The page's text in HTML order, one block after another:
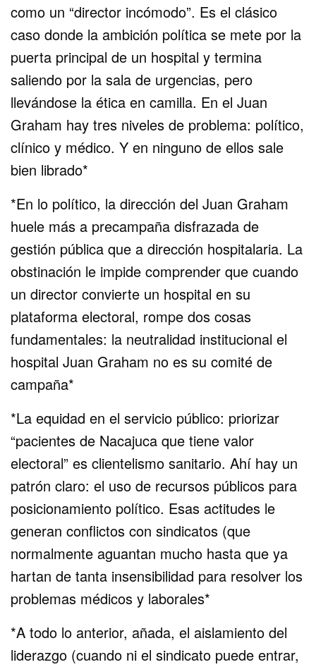
como un “director incómodo”. Es el clásico
caso donde la ambición política se mete por la
puerta principal de un hospital y termina
saliendo por la sala de urgencias, pero
llevándose la ética en camilla. En el Juan
Graham hay tres niveles de problema: político,
clínico y médico. Y en ninguno de ellos sale
bien librado*
*En lo político, la dirección del Juan Graham
huele más a precampaña disfrazada de
gestión pública que a dirección hospitalaria. La
obstinación le impide comprender que cuando
un director convierte un hospital en su
plataforma electoral, rompe dos cosas
fundamentales: la neutralidad institucional el
hospital Juan Graham no es su comité de
campaña*
*La equidad en el servicio público: priorizar
“pacientes de Nacajuca que tiene valor
electoral” es clientelismo sanitario. Ahí hay un
patrón claro: el uso de recursos públicos para
posicionamiento político. Esas actitudes le
generan conflictos con sindicatos (que
normalmente aguantan mucho hasta que ya
hartan de tanta insensibilidad para resolver los
problemas médicos y laborales*
*A todo lo anterior, añada, el aislamiento del
liderazgo (cuando ni el sindicato puede entrar,